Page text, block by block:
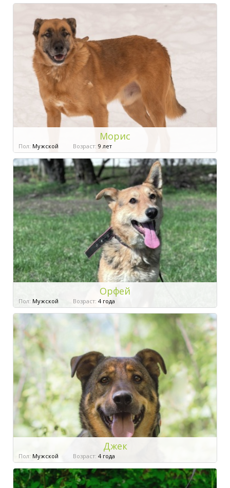
Морис
Пол: Мужской Возраст: 9 лет
Орфей
Пол: Мужской Возраст: 4 года
Джек
Пол: Мужской Возраст: 4 года